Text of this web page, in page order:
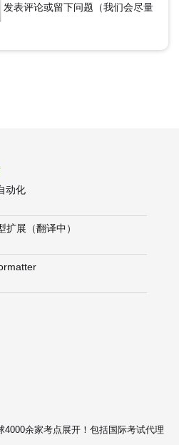
发表评论或留下问题（我们会尽量
动化
展（翻译中）
余家考点展开！包括国际考试代理